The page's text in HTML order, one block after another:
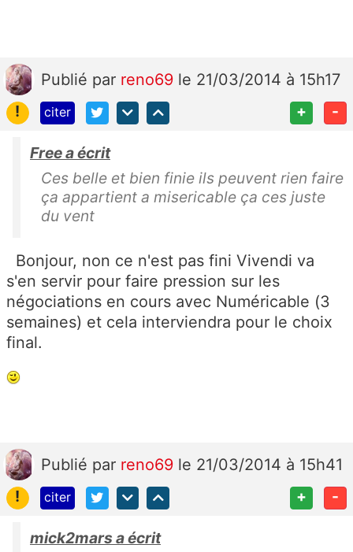
Publié par reno69 le 21/03/2014 à 15h17
!
citer + -
Free a écrit
Ces belle et bien finie ils peuvent rien faire
ça appartient a misericable ça ces juste
du vent
Bonjour, non ce n'est pas fini Vivendi va
s'en servir pour faire pression sur les
négociations en cours avec Numéricable (3
semaines) et cela interviendra pour le choix
final.
Publié par reno69 le 21/03/2014 à 15h41
!
citer + -
mick2mars a écrit